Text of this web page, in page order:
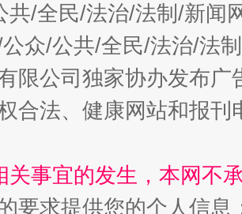
金库”的免责幌子
共/全民/法治/法制/新闻
众/公共/全民/法治/法
有限公司独家协办发布
合法、健康网站和报
关事宜的发生，本网不
要求提供您的个人信息